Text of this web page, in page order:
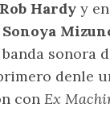
Rob Hardy y
Sonoya
sonora
denle
con Ex